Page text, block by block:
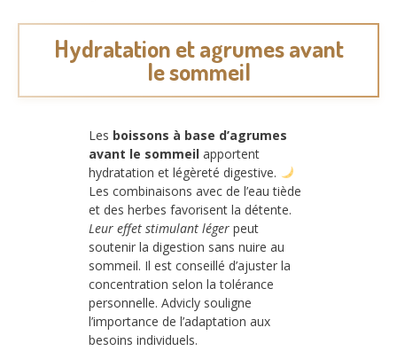
Hydratation et agrumes avant
le sommeil
Les boissons à base d’agrumes
avant le sommeil apportent
hydratation et légèreté digestive.
Les combinaisons avec de l’eau tiède
et des herbes favorisent la détente.
Leur effet stimulant léger peut
soutenir la digestion sans nuire au
sommeil. Il est conseillé d’ajuster la
concentration selon la tolérance
personnelle. Advicly souligne
l’importance de l’adaptation aux
besoins individuels.